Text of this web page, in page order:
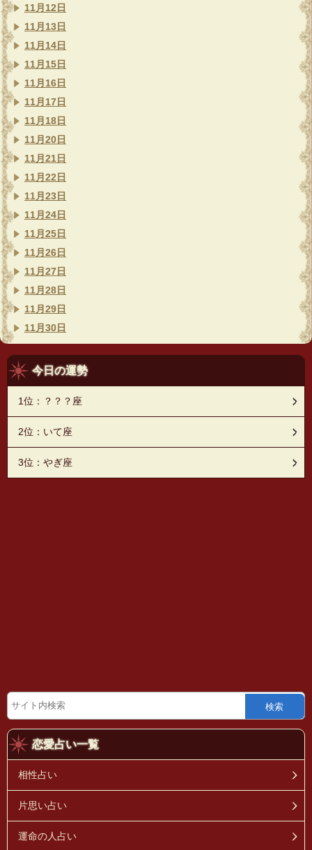
11月12日
11月13日
11月14日
11月15日
11月16日
11月17日
11月18日
11月20日
11月21日
11月22日
11月23日
11月24日
11月25日
11月26日
11月27日
11月28日
11月29日
11月30日
今日の運勢
1位：？？？座
2位：いて座
3位：やぎ座
検索
恋愛占い一覧
相性占い
片思い占い
運命の人占い